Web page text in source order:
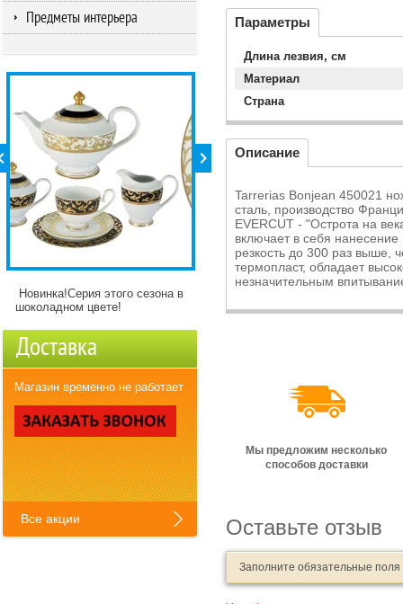
Параметры
Длина лезвия, см
Материал
Страна
Описание
Tarrerias Bonjean 450021
сталь, производство
EVERCUT - "Острота на
включает в себя нанесение
резкость до 300 раз выше,
термопласт, обладает
незначительным
Мы предложим несколько
способов доставки
Оставьте отзыв
Заполните обязательные поля
Предметы интерьера
Новинка!Серия этого сезона в
шоколадном цвете!
разнымикартинкми)
Все акции
Доставка
Магазин временно не работает